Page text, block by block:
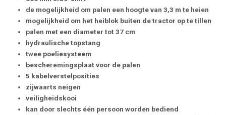
de mogelijkheid om palen een hoogte van 3,3 m te heien
mogelijkheid om het heiblok buiten de tractor op te tillen
palen met een diameter tot 37 cm
hydraulische topstang
twee poeliesysteem
bescheremingsplaat voor de palen
5 kabelverstelposities
zijwaarts neigen
veiligheidskooi
kan door slechts één persoon worden bediend